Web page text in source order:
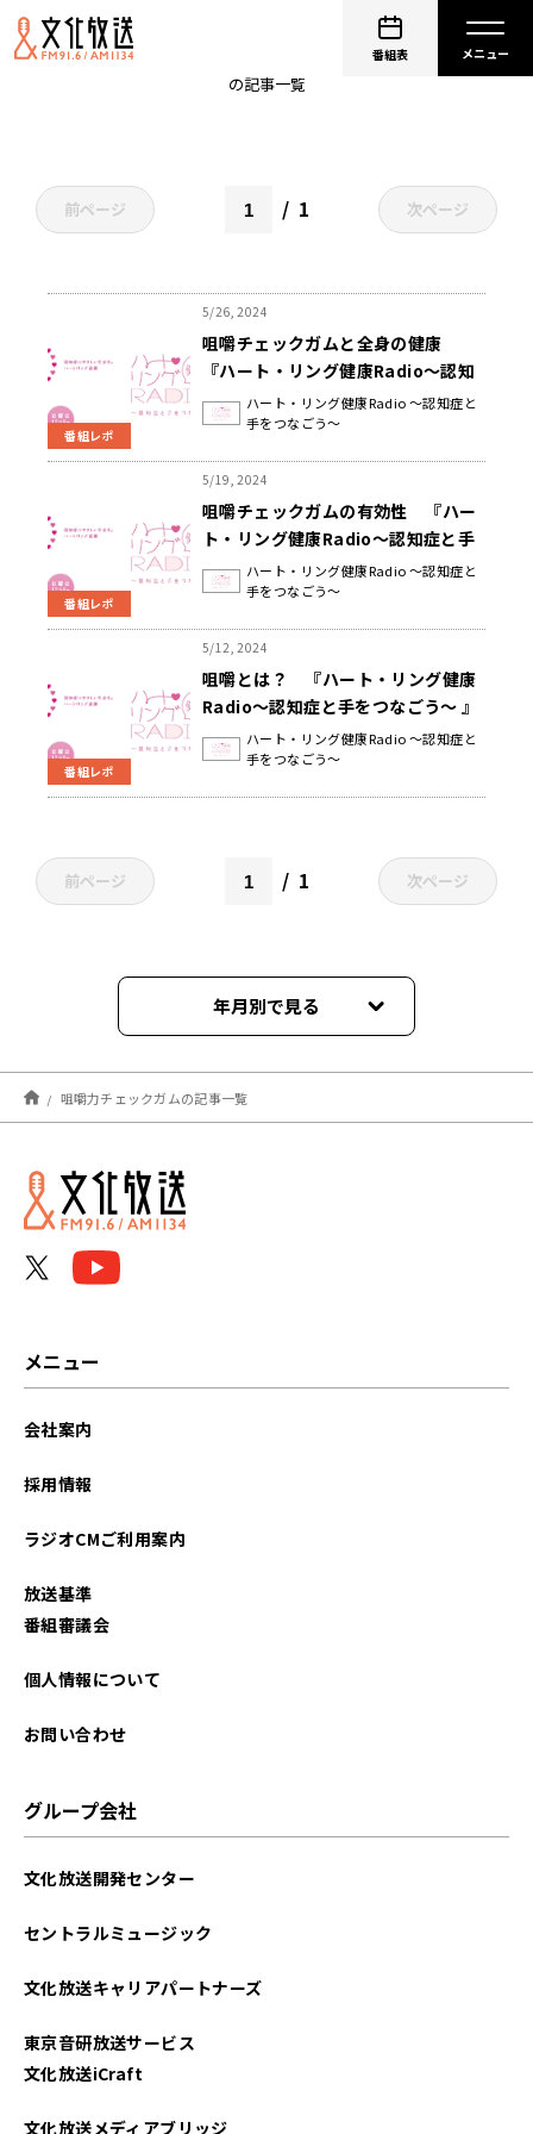
番組表
咀嚼力チェックガム
の記事一覧
前ページ 1 次ページ
番組レポ
5/26, 2024
咀嚼チェックガムと全身の健康
『ハート・リング健康Radio～認知
症と手をつなごう〜 』
ハート・リング健康Radio ～認知症と
手をつなごう～
番組レポ
5/19, 2024
咀嚼チェックガムの有効性 『ハー
ト・リング健康Radio～認知症と手
をつなごう〜 』
ハート・リング健康Radio ～認知症と
手をつなごう～
番組レポ
5/12, 2024
咀嚼とは？ 『ハート・リング健康
Radio～認知症と手をつなごう〜 』
ハート・リング健康Radio ～認知症と
手をつなごう～
前ページ 1 次ページ
年月別で見る
2024年05月
咀嚼力チェックガムの記事一覧
メニュー
会社案内
採用情報
ラジオCMご利用案内
放送基準
番組審議会
個人情報について
お問い合わせ
グループ会社
文化放送開発センター
セントラルミュージック
文化放送キャリアパートナーズ
東京音研放送サービス
文化放送iCraft
文化放送メディアブリッジ